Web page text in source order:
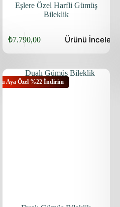
Eşlere Özel Harfli Gümüş
Bileklik
Orijinal
fiyat:
₺7.790,00
Şu
andaki
₺7.790,00.
Ürünü İncele
Bu Aya Özel %22 İndirim